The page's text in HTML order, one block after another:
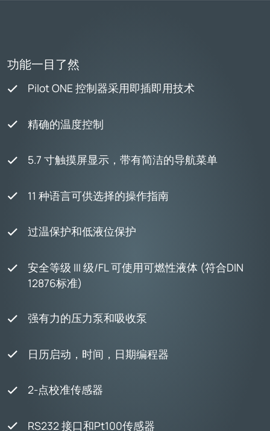
功能一目了然
Pilot ONE 控制器采用即插即用技术
精确的温度控制
5.7 寸触摸屏显示，带有简洁的导航菜单
11 种语言可供选择的操作指南
过温保护和低液位保护
安全等级 III 级/FL 可使用可燃性液体 (符合DIN
12876标准)
强有力的压力泵和吸收泵
日历启动，时间，日期编程器
2-点校准传感器
RS232 接口和Pt100传感器